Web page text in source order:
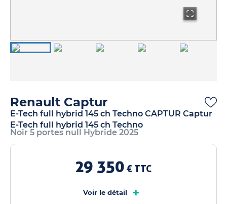
Renault Captur
E-Tech full hybrid 145 ch Techno CAPTUR Captur
E-Tech full hybrid 145 ch Techno
Noir 5 portes null Hybride 2025
29 350 € TTC
Voir le détail +